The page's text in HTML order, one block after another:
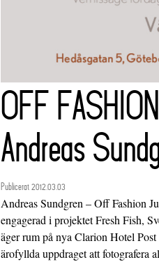
OFF
Andreas
Publicerat 2012.03.03
Andreas Sundgren – Off Fashion
engagerad i projektet Fresh Fish,
äger rum på nya Clarion Hotel
ärofyllda uppdraget att fotografera